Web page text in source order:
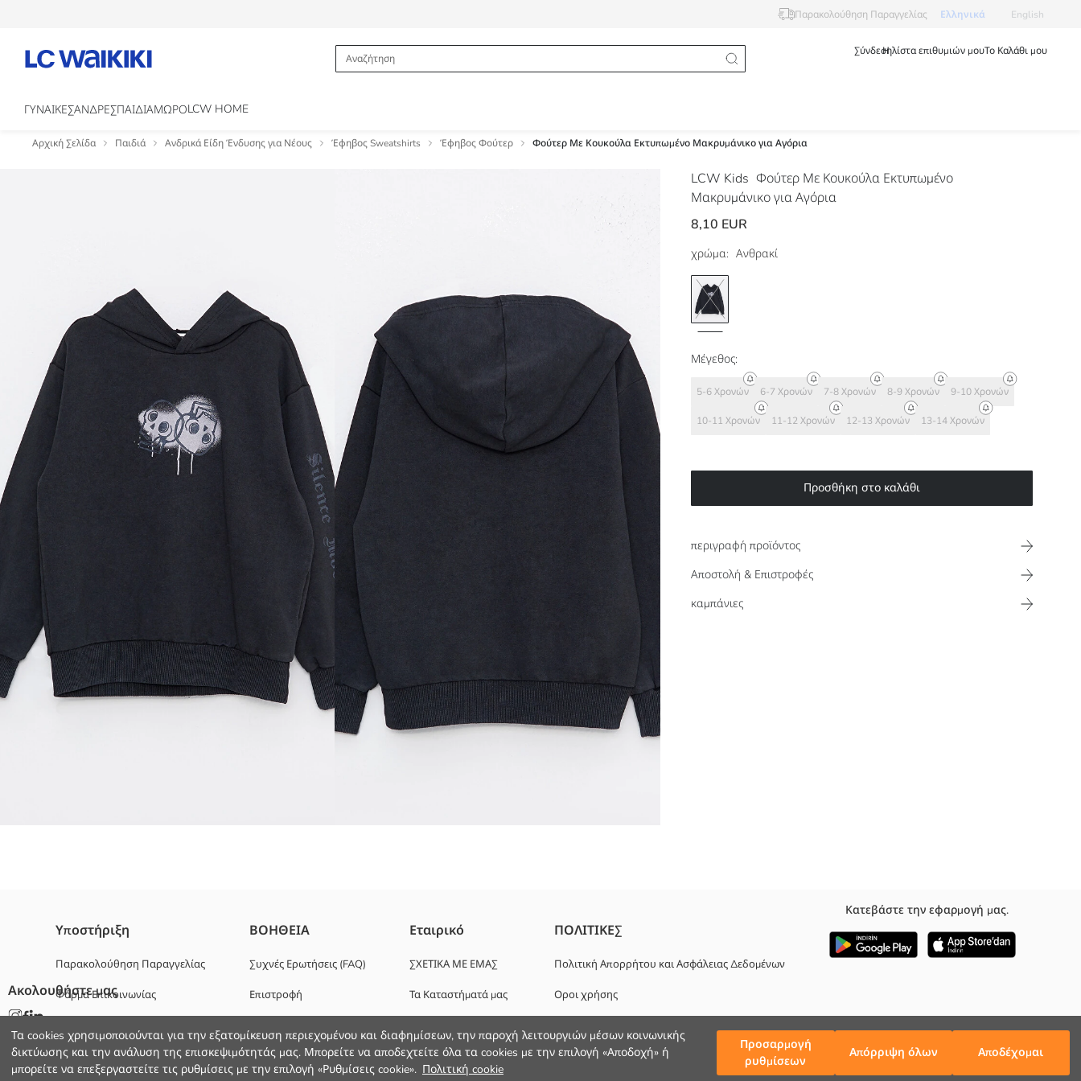
Τα cookies χρησιμοποιούνται για την εξατομίκευση περιεχομένου και διαφημίσεων, την παροχή λειτουργιών μέσων κοινωνικής
δικτύωσης και την ανάλυση της επισκεψιμότητάς μας. Μπορείτε να αποδεχτείτε όλα τα cookies με την επιλογή «Αποδοχή» ή
μπορείτε να επεξεργαστείτε τις ρυθμίσεις με την επιλογή «Ρυθμίσεις cookie». Πολιτική cookie
Προσαρμογή
ρυθμίσεων
Απόρριψη όλων Αποδέχομαι
Παρακολούθηση Παραγγελίας Ελληνικά English
ΣύνδεσηΗ λίστα επιθυμιών μουΤο Καλάθι μου
ΓΥΝΑΙΚΕΣΑΝΔΡΕΣΠΑΙΔΙΑΜΩΡΟLCW HOME
Αρχική Σελίδα Παιδιά Ανδρικά Είδη Ένδυσης για Νέους Έφηβος Sweatshirts Έφηβος Φούτερ Φούτερ Με Κουκούλα Εκτυπωμένο Μακρυμάνικο για Αγόρια
LCW Kids Φούτερ Με Κουκούλα Εκτυπωμένο
Μακρυμάνικο για Αγόρια
8,10 EUR
χρώμα: Ανθρακί
Μέγεθος:
5-6 Χρονών 6-7 Χρονών 7-8 Χρονών 8-9 Χρονών 9-10 Χρονών
10-11 Χρονών 11-12 Χρονών 12-13 Χρονών 13-14 Χρονών
Προσθήκη στο καλάθι
περιγραφή προϊόντος
Αποστολή & Επιστροφές
καμπάνιες
Ριμπ μανσέτες και στρίφωμα
Κυριο Υφασμα:
Πωλητής:
Υπο-μάρκα:
Φύλο:
Εφαρμογή:
Ύφασμα:
Χοντρό:
Υποστήριξη
Παρακολούθηση Παραγγελίας
Φόρμα Επικοινωνίας
ΒΟΗΘΕΙΑ
Συχνές Ερωτήσεις (FAQ)
Επιστροφή
Εταιρικό
ΣΧΕΤΙΚΑ ΜΕ ΕΜΑΣ
Τα Καταστήματά μας
Εταιρική Υποστήριξη
ΠΟΛΙΤΙΚΕΣ
Πολιτική Απορρήτου και Ασφάλειας Δεδομένων
Οροι χρήσης
Κατεβάστε την εφαρμογή μας.
Ακολουθήστε μας